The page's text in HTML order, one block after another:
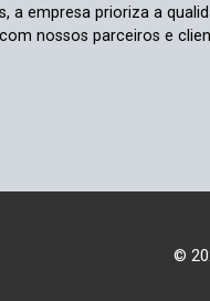
a empresa prioriza a
nossos parceiros e
©